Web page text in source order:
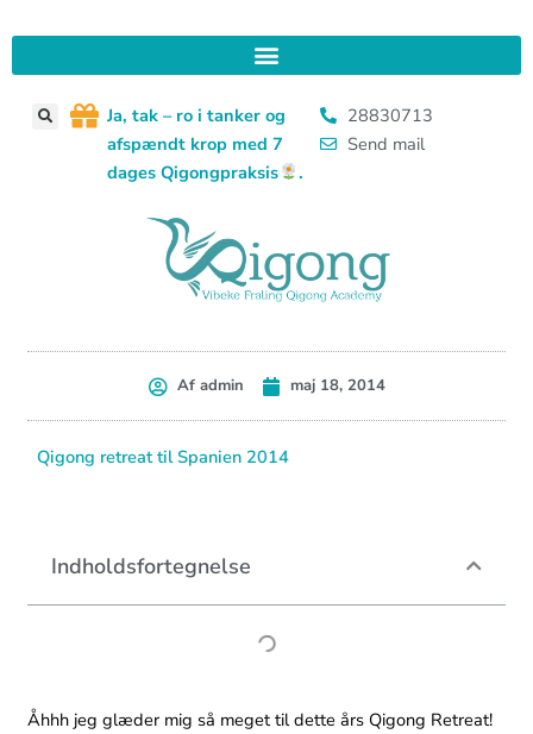
til
indholdet
Ja, tak – ro i tanker og
afspændt krop med 7
dages Qigongpraksis
.
28830713
Send mail
Afadmin maj 18, 2014
Qigong retreat til Spanien 2014
Indholdsfortegnelse
Åhhh jeg glæder mig så meget til dette års Qigong Retreat!